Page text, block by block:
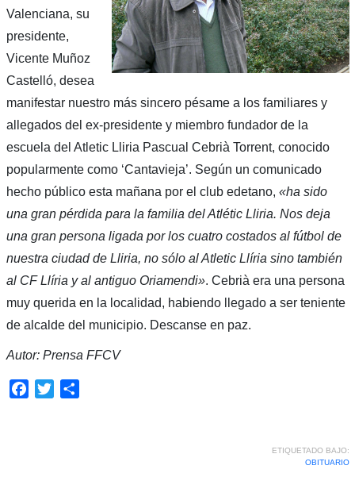
Valenciana, su
presidente,
Vicente Muñoz
Castelló, desea
manifestar nuestro más sincero pésame a los familiares y
allegados del ex-presidente y miembro fundador de la
escuela del Atletic Lliria Pascual Cebrià Torrent, conocido
popularmente como ‘Cantavieja’. Según un comunicado
hecho público esta mañana por el club edetano, «ha sido
una gran pérdida para la familia del Atlétic Lliria. Nos deja
una gran persona ligada por los cuatro costados al fútbol de
nuestra ciudad de Lliria, no sólo al Atletic Llíria sino también
al CF Llíria y al antiguo Oriamendi». Cebrià era una persona
muy querida en la localidad, habiendo llegado a ser teniente
de alcalde del municipio. Descanse en paz.
Autor: Prensa FFCV
Facebook
Twitter
ETIQUETADO BAJO:
OBITUARIO